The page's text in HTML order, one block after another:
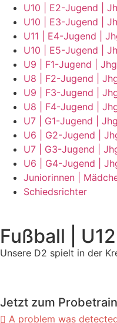
U10 | E2-Jugend |
U10 | E3-Jugend |
U11 | E4-Jugend |
U10 | E5-Jugend |
U9 | F1-Jugend |
U8 | F2-Jugend |
U9 | F3-Jugend |
U8 | F4-Jugend |
U7 | G1-Jugend |
U6 | G2-Jugend |
U7 | G3-Jugend |
U6 | G4-Jugend |
Juniorinnen |
Schiedsrichter
Fußball |
Unsere D2 spielt in der
Jetzt zum
A problem was